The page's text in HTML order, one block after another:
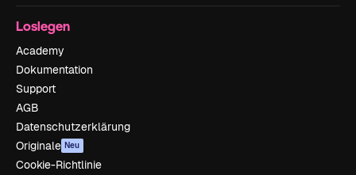
Loslegen
Academy
Dokumentation
Support
AGB
Datenschutzerklärung
Originale Neu
Cookie-Richtlinie